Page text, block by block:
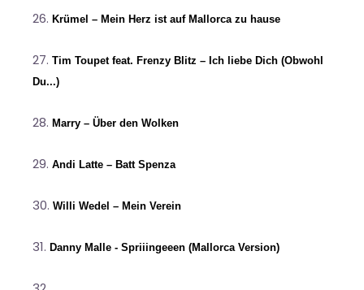
Krümel – Mein Herz ist auf Mallorca zu hause
Tim Toupet feat. Frenzy Blitz – Ich liebe Dich (Obwohl
Du...)
Marry – Über den Wolken
Andi Latte – Batt Spenza
Willi Wedel – Mein Verein
Danny Malle - Spriiingeeen (Mallorca Version)